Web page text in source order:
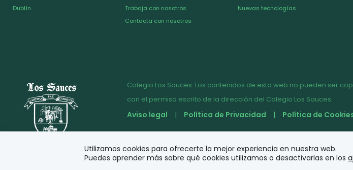
Dublín
Trabaja con nosotros
Contacta con nosotros
Nuevas tecnologías
Colegio Los Sauces. Los contenidos de esta web no pueden ser
con el permiso escrito de la dirección del Colegio Los Sauces.
Aviso legal Política de Privacidad Política de
Utilizamos cookies para ofrecerte la mejor experiencia en nuestra web.
Puedes aprender más sobre qué cookies utilizamos o desactivarlas en los